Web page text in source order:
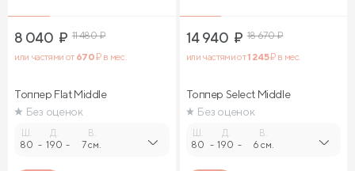
8 040 ₽ 11 480₽
или частями от 670₽ в мес.
Топпер Flat Middle
Без оценок
Ш.
80 -
Д.
190 -
В.
7 см.
14 940 ₽ 18 670₽
или частями от1 245₽ в мес.
Топпер Select Middle
Без оценок
Ш.
80 -
Д.
190 -
В.
6 см.